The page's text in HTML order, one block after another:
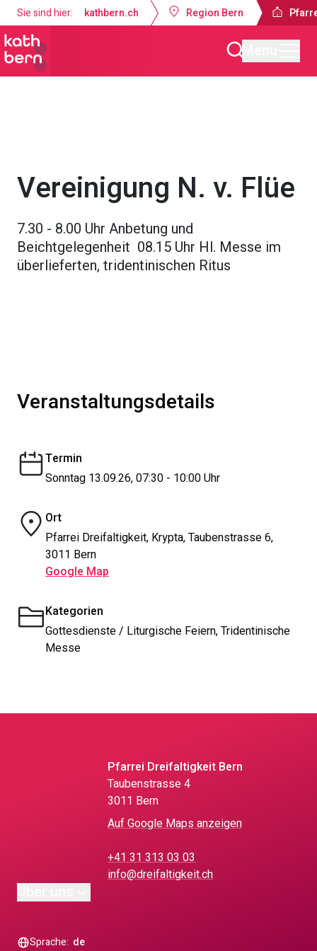
Sie sind hier: kathbern.ch Region Bern
Vereinigung N. v. Flüe
7.30 - 8.00 Uhr Anbetung und
Beichtgelegenheit 08.15 Uhr Hl. Messe im
überlieferten, tridentinischen Ritus
Veranstaltungsdetails
Termin
Sonntag 13.09.26, 07:30 - 10:00 Uhr
Ort
Pfarrei Dreifaltigkeit, Krypta, Taubenstrasse 6,
3011 Bern
Google Map
Kategorien
Gottesdienste / Liturgische Feiern, Tridentinische
Messe
Pfarrei Dreifaltigkeit Bern
Taubenstrasse 4
3011 Bern
Auf Google Maps anzeigen
+41 31 313 03 03
info@dreifaltigkeit.ch
Sprache: de